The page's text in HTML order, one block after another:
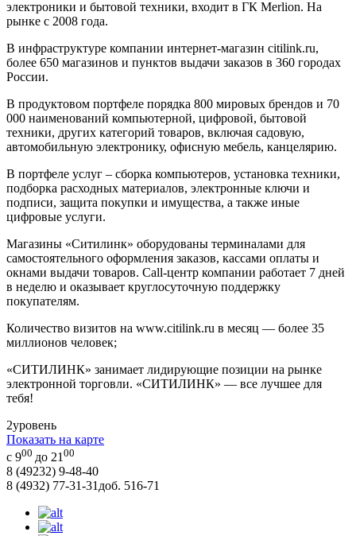
электроники и бытовой техники, входит в ГК Merlion. На
рынке с 2008 года.
В инфраструктуре компании интернет-магазин citilink.ru,
более 650 магазинов и пунктов выдачи заказов в 360 городах
России.
В продуктовом портфеле порядка 800 мировых брендов и 70
000 наименований компьютерной, цифровой, бытовой
техники, других категорий товаров, включая садовую,
автомобильную электронику, офисную мебель, канцелярию.
В портфеле услуг – сборка компьютеров, установка техники,
подборка расходных материалов, электронные ключи и
подписи, защита покупки и имущества, а также иные
цифровые услуги.
Магазины «Ситилинк» оборудованы терминалами для
самостоятельного оформления заказов, кассами оплаты и
окнами выдачи товаров. Сall-центр компании работает 7 дней
в неделю и оказывает круглосуточную поддержку
покупателям.
Количество визитов на www.citilink.ru в месяц — более 35
миллионов человек;
«СИТИЛИНК» занимает лидирующие позиции на рынке
электронной торговли. «СИТИЛИНК» — все лучшее для
тебя!
2уровень
Показать на карте
с 900 до 21 00
8 (49232) 9-48-40
8 (4932) 77-31-31 доб. 516-71